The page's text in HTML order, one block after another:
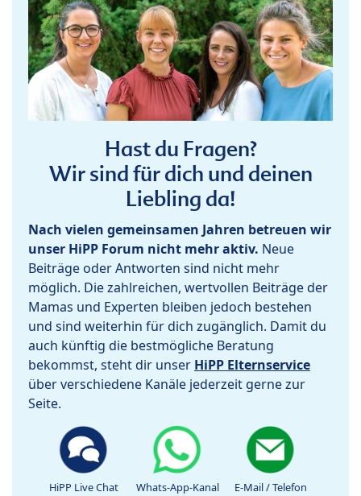
Hast du Fragen?
Wir sind für dich und deinen
Liebling da!
Nach vielen gemeinsamen Jahren betreuen wir
unser HiPP Forum nicht mehr aktiv. Neue
Beiträge oder Antworten sind nicht mehr
möglich. Die zahlreichen, wertvollen Beiträge der
Mamas und Experten bleiben jedoch bestehen
und sind weiterhin für dich zugänglich. Damit du
auch künftig die bestmögliche Beratung
bekommst, steht dir unser HiPP Elternservice
über verschiedene Kanäle jederzeit gerne zur
Seite.
HiPP Live Chat Whats-App-Kanal E-Mail / Telefon